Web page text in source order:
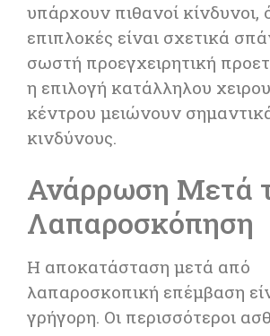
υπάρχουν πιθανοί κίνδυνοι,
επιπλοκές είναι σχετικά
σωστή προεγχειρητική
η επιλογή κατάλληλου
κέντρου μειώνουν
κινδύνους.
Ανάρρωση Μετά
Λαπαροσκόπηση
Η αποκατάσταση μετά από
λαπαροσκοπική επέμβαση
γρήγορη. Οι περισσότεροι